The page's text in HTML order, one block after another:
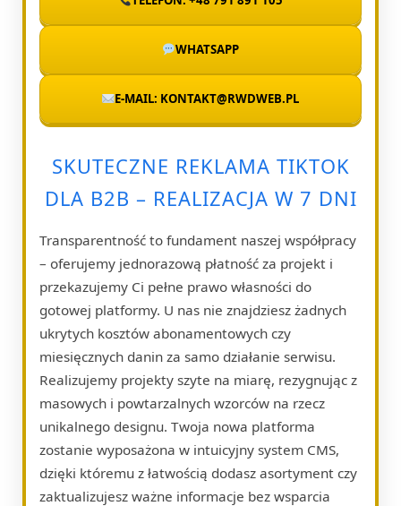
WHATSAPP
E-MAIL: KONTAKT@RWDWEB.PL
SKUTECZNE REKLAMA TIKTOK
DLA B2B – REALIZACJA W 7 DNI
Transparentność to fundament naszej współpracy
– oferujemy jednorazową płatność za projekt i
przekazujemy Ci pełne prawo własności do
gotowej platformy. U nas nie znajdziesz żadnych
ukrytych kosztów abonamentowych czy
miesięcznych danin za samo działanie serwisu.
Realizujemy projekty szyte na miarę, rezygnując z
masowych i powtarzalnych wzorców na rzecz
unikalnego designu. Twoja nowa platforma
zostanie wyposażona w intuicyjny system CMS,
dzięki któremu z łatwością dodasz asortyment czy
zaktualizujesz ważne informacje bez wsparcia